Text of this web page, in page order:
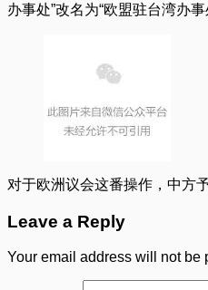
办事处”改名为“欧盟驻台湾办
对于欧洲议会这番操作，中方
Leave a Reply
Your email address will not be